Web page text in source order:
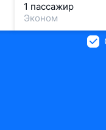
1 пассажир
Эконом